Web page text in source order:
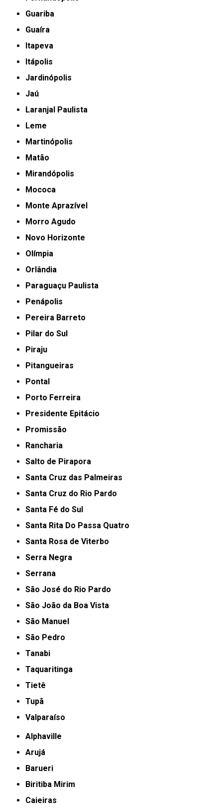
Guariba
Guaíra
Itapeva
Itápolis
Jardinópolis
Jaú
Laranjal Paulista
Leme
Martinópolis
Matão
Mirandópolis
Mococa
Monte Aprazível
Morro Agudo
Novo Horizonte
Olímpia
Orlândia
Paraguaçu Paulista
Penápolis
Pereira Barreto
Pilar do Sul
Piraju
Pitangueiras
Pontal
Porto Ferreira
Presidente Epitácio
Promissão
Rancharia
Salto de Pirapora
Santa Cruz das Palmeiras
Santa Cruz do Rio Pardo
Santa Fé do Sul
Santa Rita Do Passa Quatro
Santa Rosa de Viterbo
Serra Negra
Serrana
São José do Rio Pardo
São João da Boa Vista
São Manuel
São Pedro
Tanabi
Taquaritinga
Tietê
Tupã
Valparaíso
Alphaville
Arujá
Barueri
Biritiba Mirim
Caieiras